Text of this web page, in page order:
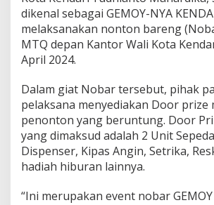
dikenal sebagai GEMOY-NYA
melaksanakan nonton bareng
MTQ depan Kantor Wali Kota
April 2024.
Dalam giat Nobar tersebut, pihak
pelaksana menyediakan Door
penonton yang beruntung. Door
yang dimaksud adalah 2 Unit
Dispenser, Kipas Angin, Setrika,
hadiah hiburan lainnya.
“Ini merupakan event nobar GEMOY